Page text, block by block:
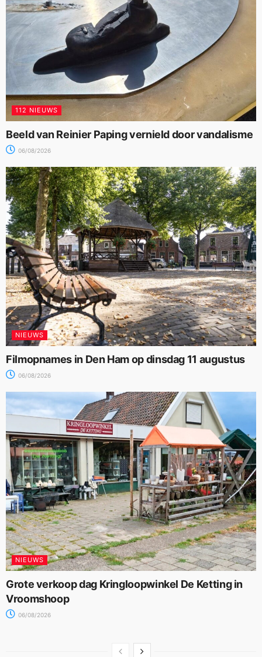
112 NIEUWS
Beeld van Reinier Paping vernield door vandalisme
06/08/2026
NIEUWS
Filmopnames in Den Ham op dinsdag 11 augustus
06/08/2026
NIEUWS
Grote verkoop dag Kringloopwinkel De Ketting in
Vroomshoop
06/08/2026